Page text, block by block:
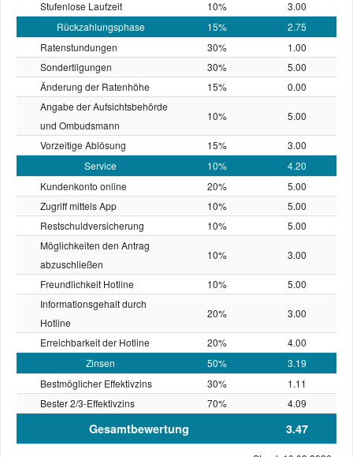
Stufenlose Laufzeit
10%
3.00
Rückzahlungsphase
15%
2.75
Ratenstundungen
30%
1.00
Sondertilgungen
30%
5.00
Änderung der Ratenhöhe
15%
0.00
Angabe der Aufsichtsbehörde
und Ombudsmann
10% 5.00
Vorzeitige Ablösung 15%
3.00
Service
10%
4.20
Kundenkonto online
20%
5.00
Zugriff mittels App
10%
5.00
Restschuld­versicherung
10%
5.00
Möglichkeiten den Antrag
abzuschließen
10% 3.00
Freundlichkeit Hotline 10%
5.00
Informationsgehalt durch
Hotline
20% 3.00
Erreichbarkeit der Hotline 20%
4.00
Zinsen
50%
3.19
Bestmöglicher Effektivzins
30%
1.11
Bester 2/3-Effektivzins
70% 4.09
Gesamtbewertung 3.47